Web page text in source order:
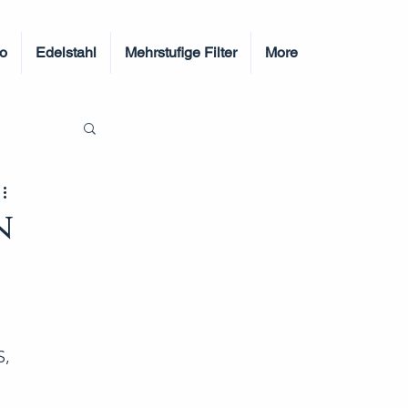
Edelstahl Mehrstufige Filter More